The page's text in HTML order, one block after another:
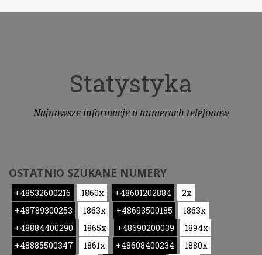
Statystyka
Najnowsze informacje o numerach telefonów
OSTATNIO SZUKANE NUMERY
+48532600216 1860x +48601202884
2x
+48789300253
1863x +48693500185
1863x
+48884400290
1865x +48690200039
1894x
+48885500347
1861x +48608400234
1880x